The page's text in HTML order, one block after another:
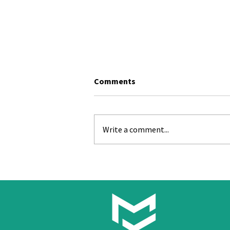
Comments
Write a comment...